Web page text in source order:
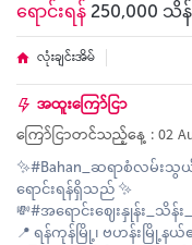
ရောင်းရန် 250,000 သိန်
လုံးချင်းအိမ်
အထူးကြော်ငြာ
ကြော်ငြာတင်သည့်နေ့ : 02
✨#Bahan_ဆရာစံလမ်း
ရောင်းရန်ရှိသည် ✨
💸#အရောင်းဈေးနှုန်း_သိန်း
📍 ရန်ကုန်မြို့၊ ဗဟန်းမြို့